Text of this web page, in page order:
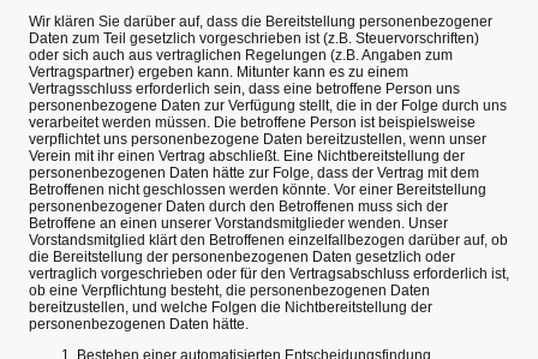
Wir klären Sie darüber auf, dass die Bereitstellung personenbezogener
Daten zum Teil gesetzlich vorgeschrieben ist (z.B. Steuervorschriften)
oder sich auch aus vertraglichen Regelungen (z.B. Angaben zum
Vertragspartner) ergeben kann. Mitunter kann es zu einem
Vertragsschluss erforderlich sein, dass eine betroffene Person uns
personenbezogene Daten zur Verfügung stellt, die in der Folge durch uns
verarbeitet werden müssen. Die betroffene Person ist beispielsweise
verpflichtet uns personenbezogene Daten bereitzustellen, wenn unser
Verein mit ihr einen Vertrag abschließt. Eine Nichtbereitstellung der
personenbezogenen Daten hätte zur Folge, dass der Vertrag mit dem
Betroffenen nicht geschlossen werden könnte. Vor einer Bereitstellung
personenbezogener Daten durch den Betroffenen muss sich der
Betroffene an einen unserer Vorstandsmitglieder wenden. Unser
Vorstandsmitglied klärt den Betroffenen einzelfallbezogen darüber auf, ob
die Bereitstellung der personenbezogenen Daten gesetzlich oder
vertraglich vorgeschrieben oder für den Vertragsabschluss erforderlich ist,
ob eine Verpflichtung besteht, die personenbezogenen Daten
bereitzustellen, und welche Folgen die Nichtbereitstellung der
personenbezogenen Daten hätte.
Bestehen einer automatisierten Entscheidungsfindung